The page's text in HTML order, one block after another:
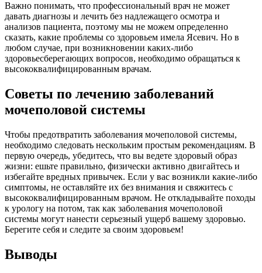
Важно понимать, что профессиональный врач не может
давать диагнозы и лечить без надлежащего осмотра и
анализов пациента, поэтому мы не можем определенно
сказать, какие проблемы со здоровьем имела Ясевич. Но в
любом случае, при возникновении каких-либо
здоровьесберегающих вопросов, необходимо обращаться к
высококвалифицированным врачам.
Советы по лечению заболеваний
мочеполовой системы
Чтобы предотвратить заболевания мочеполовой системы,
необходимо следовать нескольким простым рекомендациям. В
первую очередь, убедитесь, что вы ведете здоровый образ
жизни: ешьте правильно, физически активно двигайтесь и
избегайте вредных привычек. Если у вас возникли какие-либо
симптомы, не оставляйте их без внимания и свяжитесь с
высококвалифицированным врачом. Не откладывайте походы
к урологу на потом, так как заболевания мочеполовой
системы могут нанести серьезный ущерб вашему здоровью.
Берегите себя и следите за своим здоровьем!
Выводы